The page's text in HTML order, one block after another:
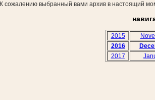
К сожалению выбранный вами архив в настоящий
2015
2016
2017